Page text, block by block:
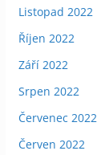
Listopad 2022
Říjen 2022
Září 2022
Srpen 2022
Červenec 2022
Červen 2022